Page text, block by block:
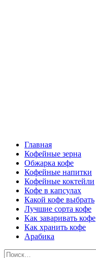
Главная
Кофейные зерна
Обжарка кофе
Кофейные напитки
Кофейные коктейли
Кофе в капсулах
Какой кофе выбрать
Лучшие сорта кофе
Как заваривать кофе
Как хранить кофе
Арабика
Найти: